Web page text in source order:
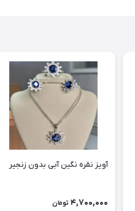
آویز نقره نگین آبی بدون زنجیر
4,700,000 تومان